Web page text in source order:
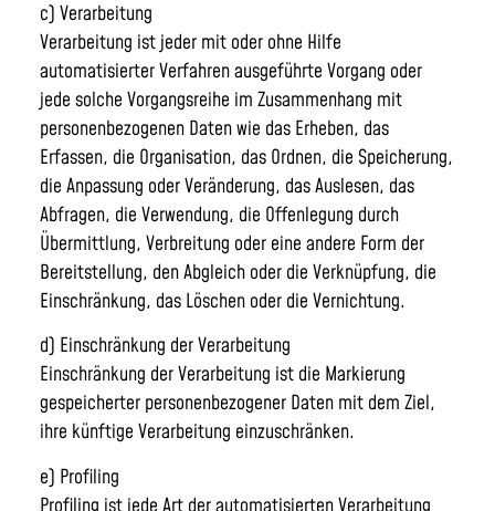
c) Verarbeitung
Verarbeitung ist jeder mit oder ohne Hilfe
automatisierter Verfahren ausgeführte Vorgang oder
jede solche Vorgangsreihe im Zusammenhang mit
personenbezogenen Daten wie das Erheben, das
Erfassen, die Organisation, das Ordnen, die Speicherung,
die Anpassung oder Veränderung, das Auslesen, das
Abfragen, die Verwendung, die Offenlegung durch
Übermittlung, Verbreitung oder eine andere Form der
Bereitstellung, den Abgleich oder die Verknüpfung, die
Einschränkung, das Löschen oder die Vernichtung.
d) Einschränkung der Verarbeitung
Einschränkung der Verarbeitung ist die Markierung
gespeicherter personenbezogener Daten mit dem Ziel,
ihre künftige Verarbeitung einzuschränken.
e) Profiling